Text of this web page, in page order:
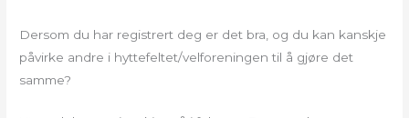
Dersom du har registrert deg er det bra, og du kan kanskje
påvirke andre i hyttefeltet/velforeningen til å gjøre det
samme?